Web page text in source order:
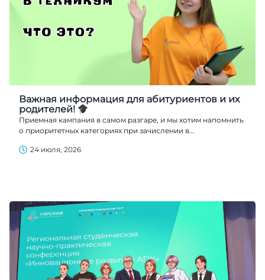
Важная информация для абитуриентов и их
родителей!
Приемная кампания в самом разгаре, и мы хотим напомнить
о приоритетных категориях при зачислении в...
24 июля, 2026